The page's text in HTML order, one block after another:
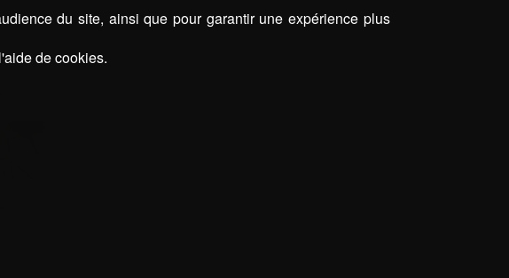
du site, ainsi que pour garantir une expérience plus
de cookies.